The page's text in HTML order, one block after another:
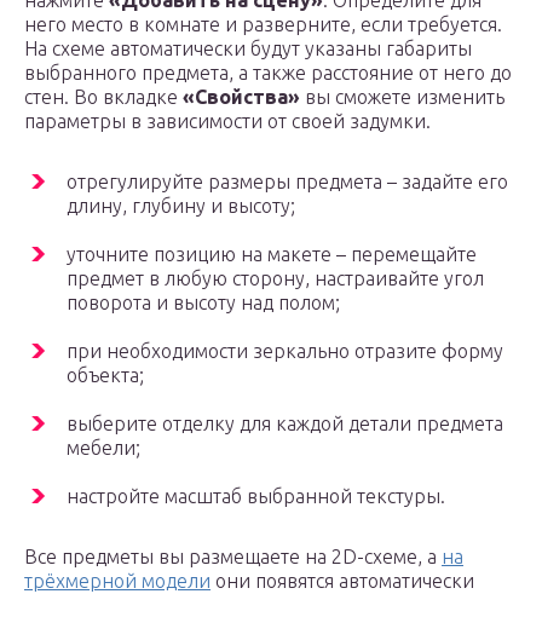
него место в комнате и разверните, если требуется.
На схеме автоматически будут указаны габариты
выбранного предмета, а также расстояние от него до
стен. Во вкладке «Свойства» вы сможете изменить
параметры в зависимости от своей задумки.
отрегулируйте размеры предмета – задайте его
длину, глубину и высоту;
уточните позицию на макете – перемещайте
предмет в любую сторону, настраивайте угол
поворота и высоту над полом;
при необходимости зеркально отразите форму
объекта;
выберите отделку для каждой детали предмета
мебели;
настройте масштаб выбранной текстуры.
Все предметы вы размещаете на 2D-схеме, а на
трёхмерной модели они появятся автоматически